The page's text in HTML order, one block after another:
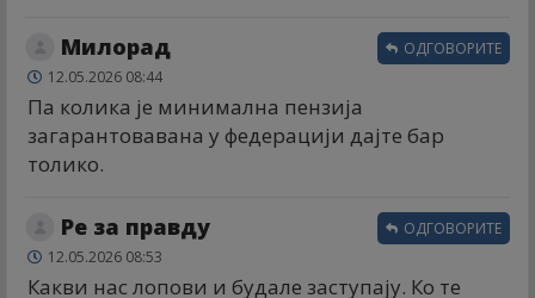
Милорад
12.05.2026 08:44
Па колика је минимална пензија
загарантовавана у федерацији дајте бар
толико.
ОДГОВОРИТЕ
Ре за правду
12.05.2026 08:53
Какви нас лопови и будале заступају. Ко те
ОДГОВОРИТЕ